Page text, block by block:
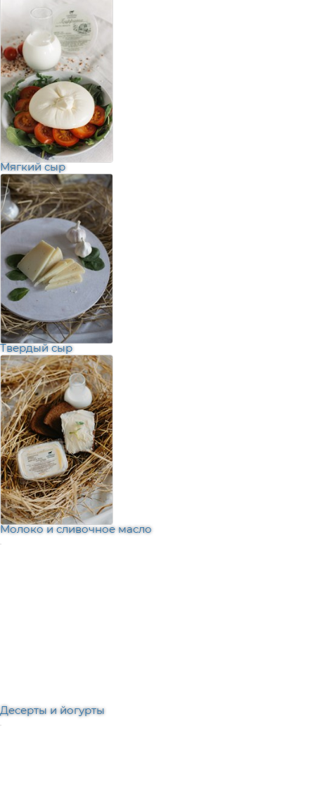
Мягкий сыр
Твердый сыр
Молоко и сливочное масло
Десерты и йогурты